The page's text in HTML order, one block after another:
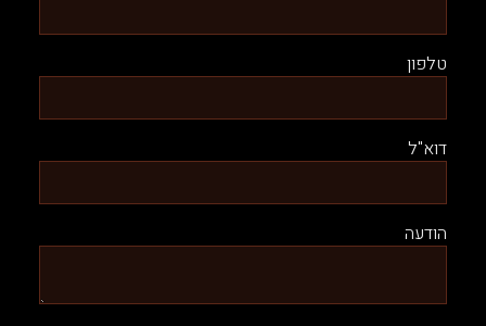
טלפון
דוא"ל
הודעה